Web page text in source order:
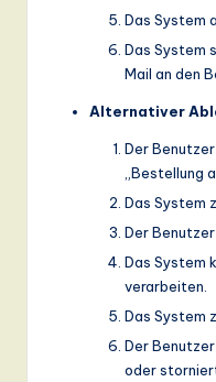
Das System
Das System
Mail an den
Alternativer
Der
„Bestellung
Das System
Der
Das System
verarbeiten.
Das System
Der
oder